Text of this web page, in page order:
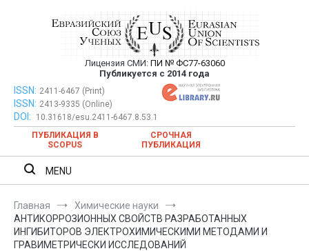
Евразийский Союз Ученых —
публикация научных статей в
ежемесячном научном журнале
Лицензия СМИ: ПИ № ФС77-63060
Публикуется с 2014 года
Евразийский Союз Ученых — публикация научных статей в
ежемесячном научном журнале
ISSN: 2411-6467 (Print)
ISSN: 2413-9335 (Online)
DOI:
10.31618/esu.2411-6467.8.53.1
ПУБЛИКАЦИЯ В
SCOPUS
СРОЧНАЯ
ПУБЛИКАЦИЯ
MENU
Главная
Химические науки
АНТИКОРРОЗИОННЫХ СВОЙСТВ РАЗРАБОТАННЫХ
ИНГИБИТОРОВ ЭЛЕКТРОХИМИЧЕСКИМИ МЕТОДАМИ И
ГРАВИМЕТРИЧЕСКИ ИССЛЕДОВАНИЙ